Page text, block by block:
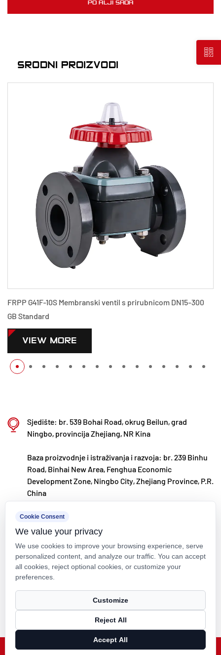
SRODNI PROIZVODI
FRPP G41F-10S Membranski ventil s prirubnicom DN15-300
GB Standard
VIEW MORE
Sjedište: br. 539 Bohai Road, okrug Beilun, grad
Ningbo, provincija Zhejiang, NR Kina
Baza proizvodnje i istraživanja i razvoja: br. 239 Binhu
Road, Binhai New Area, Fenghua Economic
Development Zone, Ningbo City, Zhejiang Province, P.R.
China
kxpv@kxpv.com
+86-18067123177
Autorska prava © Kaixin Pipeline Technologies Co., Ltd. Sva prava
pridržana.
Smart Cloud
Cookie Consent
We value your privacy
We use cookies to improve your browsing experience, serve
personalized content, and analyze our traffic. You can accept
all cookies, reject optional cookies, or customize your
preferences.
Customize
Reject All
Accept All